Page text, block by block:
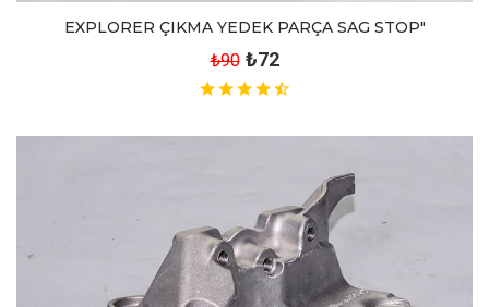
EXPLORER ÇIKMA YEDEK PARÇA SAG STOP"
₺90 ₺72